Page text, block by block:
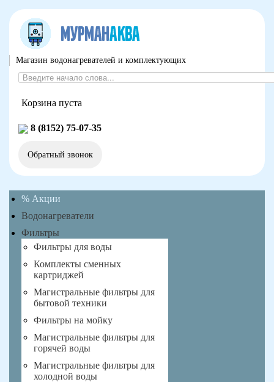
Магазин водонагревателей и комплектующих
Корзина пуста
8 (8152) 75-07-35
Обратный звонок
% Акции
Водонагреватели
Фильтры
Фильтры для воды
Комплекты сменных
картриджей
Магистральные фильтры для
бытовой техники
Фильтры на мойку
Магистральные фильтры для
горячей воды
Магистральные фильтры для
холодной воды